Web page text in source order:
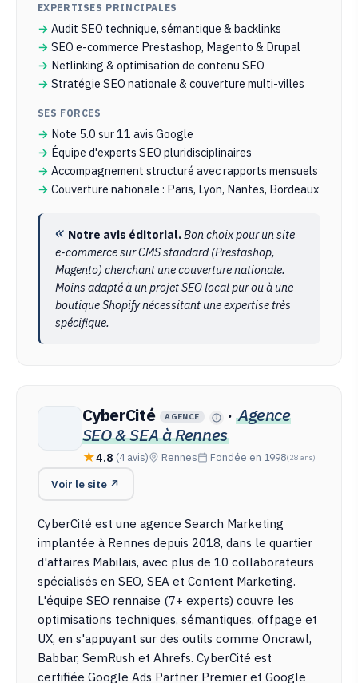
EXPERTISES PRINCIPALES
Audit SEO technique, sémantique & backlinks
SEO e-commerce Prestashop, Magento & Drupal
Netlinking & optimisation de contenu SEO
Stratégie SEO nationale & couverture multi-villes
SES FORCES
Note 5.0 sur 11 avis Google
Équipe d'experts SEO pluridisciplinaires
Accompagnement structuré avec rapports mensuels
Couverture nationale : Paris, Lyon, Nantes, Bordeaux
Notre avis éditorial.Bon choix pour un site
e-commerce sur CMS standard (Prestashop,
Magento) cherchant une couverture nationale.
Moins adapté à un projet SEO local pur ou à une
boutique Shopify nécessitant une expertise très
spécifique.
CyberCité AGENCE ·Agence
SEO & SEA à Rennes
4.8 (4 avis) Rennes Fondée en 1998(28 ans)
Voir le site ↗
CyberCité est une agence Search Marketing
implantée à Rennes depuis 2018, dans le quartier
d'affaires Mabilais, avec plus de 10 collaborateurs
spécialisés en SEO, SEA et Content Marketing.
L'équipe SEO rennaise (7+ experts) couvre les
optimisations techniques, sémantiques, offpage et
UX, en s'appuyant sur des outils comme Oncrawl,
Babbar, SemRush et Ahrefs. CyberCité est
certifiée Google Ads Partner Premier et Google